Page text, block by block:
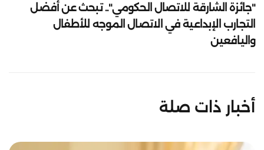
"جائزة الشارقة للاتصال الحكومي".. تبحث عن أفضل
التجارب الإبداعية في الاتصال الموجه للأطفال
واليافعين
أخبار ذات صلة